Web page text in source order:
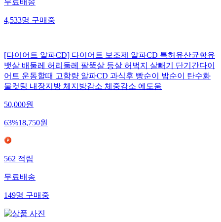
무료배송
4,533명구매중
[다이어트 알파CD] 다이어트 보조제 알파CD 특허유산균함유
뱃살 배둘레 허리둘레 팔뚝살 등살 허벅지 살빼기 단기간다이
어트 운동할때 고함량 알파CD 과식후 빵순이 밥순이 탄수화
물컷팅 내장지방 체지방감소 체중감소 에도움
50,000원
63%18,750원
562적립
무료배송
149명구매중